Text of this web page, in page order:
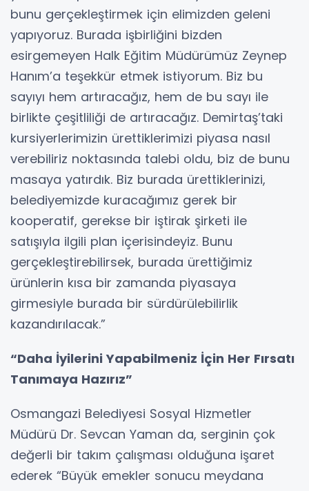
bunu gerçekleştirmek için elimizden geleni
yapıyoruz. Burada işbirliğini bizden
esirgemeyen Halk Eğitim Müdürümüz Zeynep
Hanım’a teşekkür etmek istiyorum. Biz bu
sayıyı hem artıracağız, hem de bu sayı ile
birlikte çeşitliliği de artıracağız. Demirtaş’taki
kursiyerlerimizin ürettiklerimizi piyasa nasıl
verebiliriz noktasında talebi oldu, biz de bunu
masaya yatırdık. Biz burada ürettiklerinizi,
belediyemizde kuracağımız gerek bir
kooperatif, gerekse bir iştirak şirketi ile
satışıyla ilgili plan içerisindeyiz. Bunu
gerçekleştirebilirsek, burada ürettiğimiz
ürünlerin kısa bir zamanda piyasaya
girmesiyle burada bir sürdürülebilirlik
kazandırılacak.”
“Daha İyilerini Yapabilmeniz İçin Her Fırsatı
Tanımaya Hazırız”
Osmangazi Belediyesi Sosyal Hizmetler
Müdürü Dr. Sevcan Yaman da, serginin çok
değerli bir takım çalışması olduğuna işaret
ederek “Büyük emekler sonucu meydana